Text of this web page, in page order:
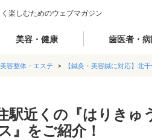
楽しむためのウェブマガジン
美容・健康 歯医者・
容整体・エステ 【鍼灸・美容鍼に対応】北
駅近くの『はりきゅ
』をご紹介！